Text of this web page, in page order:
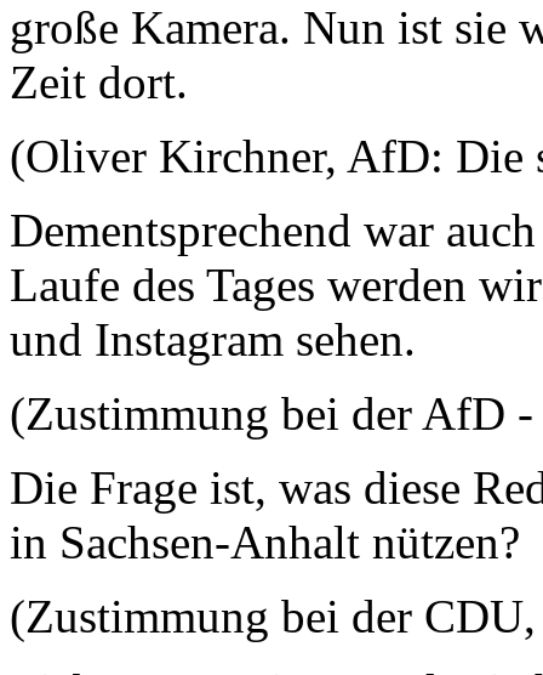
große Kamera. Nun ist sie
Zeit dort.
(Oliver Kirchner, AfD: Die
Dementsprechend war
Laufe des Tages werden
und Instagram sehen.
(Zustimmung bei der AfD
Die Frage ist, was diese
in Sachsen-Anhalt nützen?
(Zustimmung bei der